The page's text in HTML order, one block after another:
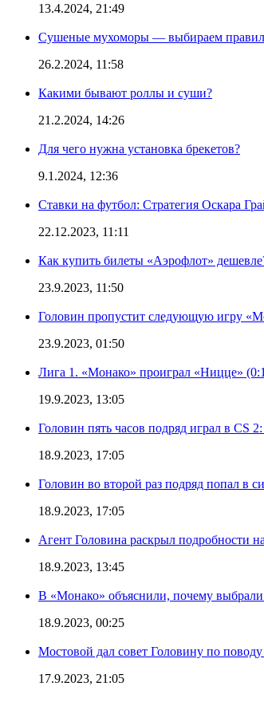
13.4.2024, 21:49
Сушеные мухоморы — выбираем
26.2.2024, 11:58
Какими бывают роллы и суши?
21.2.2024, 14:26
Для чего нужна установка брекетов?
9.1.2024, 12:36
Ставки на футбол: Стратегия Оскара
22.12.2023, 11:11
Как купить билеты «Аэрофлот»
23.9.2023, 11:50
Головин пропустит следующую игру
23.9.2023, 01:50
Лига 1. «Монако» проиграл «Ницце»
19.9.2023, 13:05
Головин пять часов подряд играл в CS
18.9.2023, 17:05
Головин во второй раз подряд попал в
18.9.2023, 17:05
Агент Головина раскрыл подробности
18.9.2023, 13:45
В «Монако» объяснили, почему
18.9.2023, 00:25
Мостовой дал совет Головину по поводу
17.9.2023, 21:05